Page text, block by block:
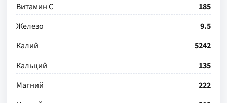
Витамин С
185
Железо
9.5
Калий
5242
Кальций
135
Магний
222